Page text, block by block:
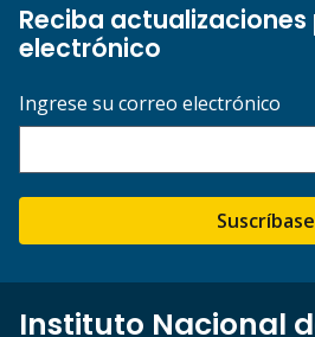
Reciba
electrónico
Ingrese su correo electrónico
Suscríbase
Instituto Nacional